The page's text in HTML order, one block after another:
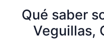
Qué saber
Veguillas,